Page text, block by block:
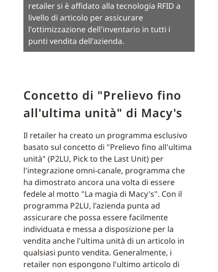
retailer si è affidato alla tecnologia RFID a
livello di articolo per assicurare
l'ottimizzazione dell'inventario in tutti i
punti vendita dell'azienda.
Concetto di "Prelievo fino
all'ultima unità" di Macy's
Il retailer ha creato un programma esclusivo
basato sul concetto di "Prelievo fino all'ultima
unità" (P2LU, Pick to the Last Unit) per
l'integrazione omni-canale, programma che
ha dimostrato ancora una volta di essere
fedele al motto "La magia di Macy's". Con il
programma P2LU, l'azienda punta ad
assicurare che possa essere facilmente
individuata e messa a disposizione per la
vendita anche l'ultima unità di un articolo in
qualsiasi punto vendita. Generalmente, i
retailer non espongono l'ultimo articolo di